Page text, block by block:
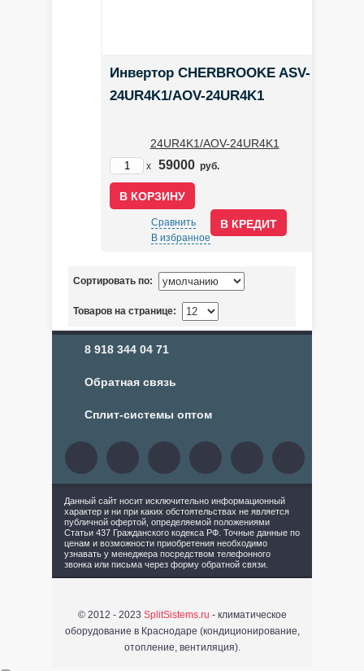
Инвертор CHERBROOKE ASV-
24UR4K1/AOV-24UR4K1
x 59000 руб.
В КРЕДИТ
Сравнить
В избранное
Сортировать по:
Товаров на странице:
8 918 344 04 71
Обратная связь
Сплит-системы оптом
Данный сайт носит исключительно информационный
характер и ни при каких обстоятельствах не является
публичной офертой, определяемой положениями
Статьи 437 Гражданского кодекса РФ. Точные данные по
ценам и возможности приобретения необходимо
узнавать у менеджера посредством телефонного
звонка или письма через форму обратной связи.
© 2012 - 2023 SplitSistems.ru - климатическое
оборудование в Краснодаре (кондиционирование,
отопление, вентиляция).